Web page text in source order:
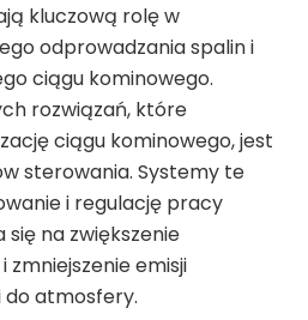
kluczową rolę w
odprowadzania spalin i
ciągu kominowego.
rozwiązań, które
ciągu kominowego, jest
sterowania. Systemy te
i regulację pracy
się na zwiększenie
emisji
do atmosfery.